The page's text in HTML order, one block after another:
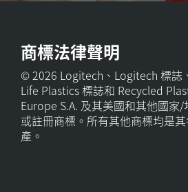
商標法律聲明
© 2026 Logitech、Logitech 標誌
Life Plastics 標誌和 Recycled
Europe S.A. 及其美國和其他國家
或註冊商標。所有其他商標均是
產。